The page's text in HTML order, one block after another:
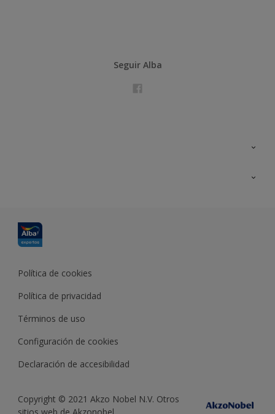
Seguir Alba
Política de cookies
Política de privacidad
Términos de uso
Configuración de cookies
Declaración de accesibilidad
Copyright © 2021 Akzo Nobel N.V. Otros
sitios web de Akzonobel